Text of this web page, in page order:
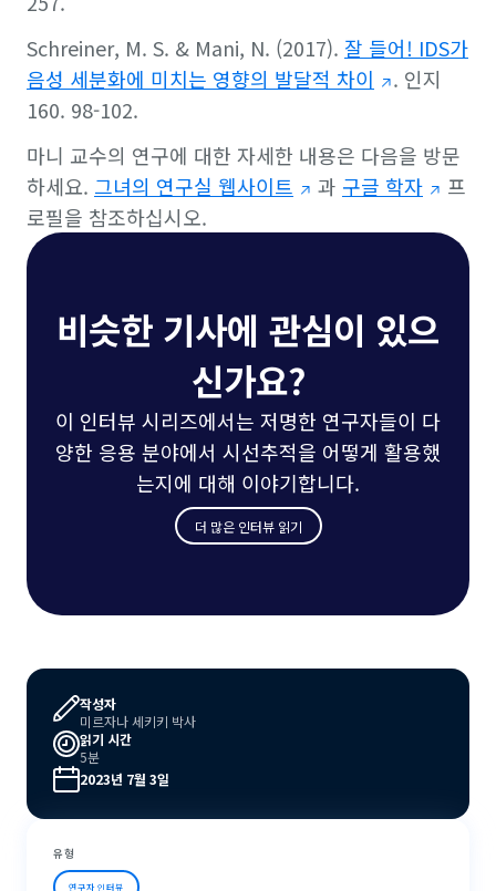
Schreiner, M. S. & Mani, N. (2017). 잘 들어! IDS가
음성 세분화에 미치는 영향의 발달적 차이
. 인지
160. 98-102.
마니 교수의 연구에 대한 자세한 내용은 다음을 방문
하세요. 그녀의 연구실 웹사이트 과 구글 학자
프
로필을 참조하십시오.
비슷한 기사에 관심이 있으
신가요?
이 인터뷰 시리즈에서는 저명한 연구자들이 다
양한 응용 분야에서 시선추적을 어떻게 활용했
는지에 대해 이야기합니다.
더 많은 인터뷰 읽기
작성자
미르자나 세키키 박사
읽기 시간
5분
2023년 7월 3일
유형
연구자 인터뷰